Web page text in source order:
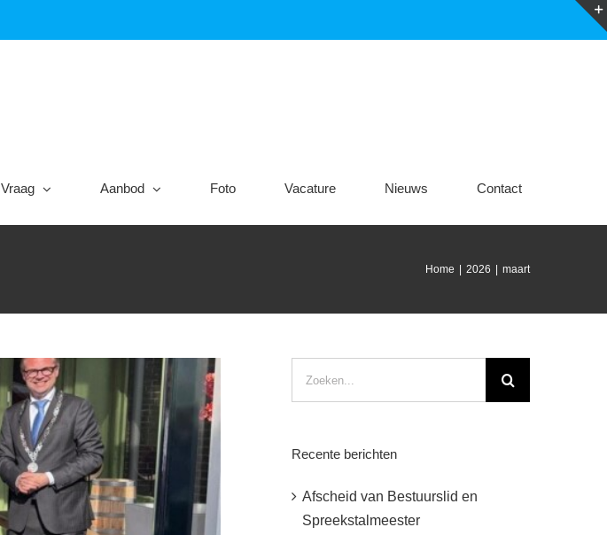
Vraag Aanbod Foto Vacature Nieuws Contact
Home 2026 maart
Recente berichten
Afscheid van Bestuurslid en
Spreekstalmeester